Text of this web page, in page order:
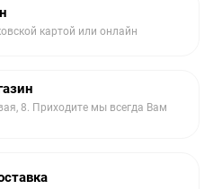
картой или онлайн
8. Приходите мы всегда Вам